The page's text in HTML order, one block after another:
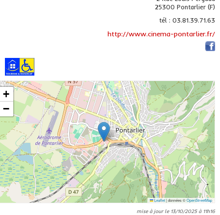
25300 Pontarlier (F)
tél : 03.81.39.71.63
http://www.cinema-pontarlier.fr/
+
−
Leaflet|données ©OpenStreetMap
mise à jour le 13/10/2025 à 11h16